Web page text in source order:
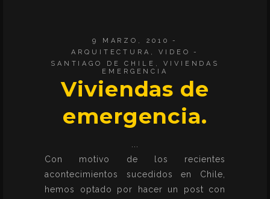
9 MARZO, 2010
ARQUITECTURA ,VIDEO
SANTIAGO DE CHILE ,VIVIENDAS
EMERGENCIA
Viviendas de
emergencia.
Con motivo de los recientes
acontecimientos sucedidos en Chile,
hemos optado por hacer un post con